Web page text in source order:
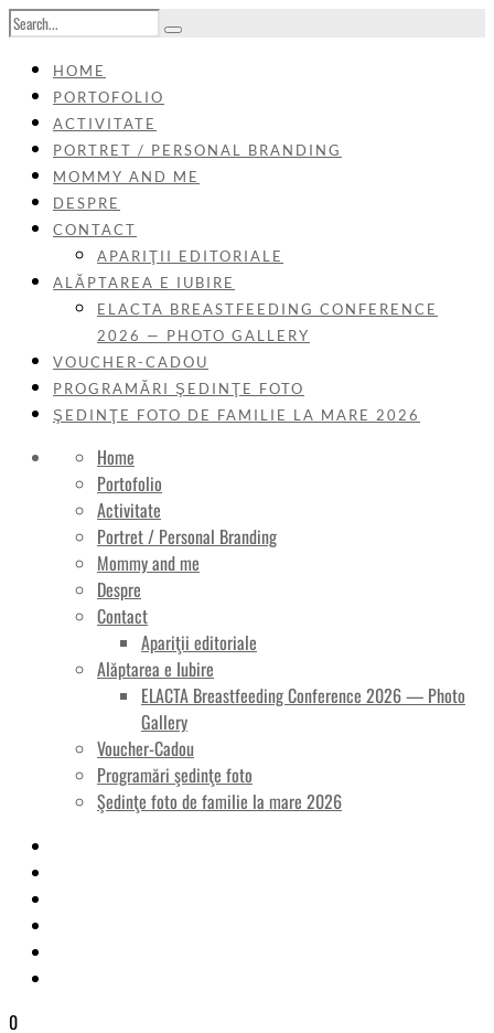
HOME
PORTOFOLIO
ACTIVITATE
PORTRET / PERSONAL BRANDING
MOMMY AND ME
DESPRE
CONTACT
APARIŢII EDITORIALE
ALĂPTAREA E IUBIRE
ELACTA BREASTFEEDING CONFERENCE
2026 — PHOTO GALLERY
VOUCHER-CADOU
PROGRAMĂRI ŞEDINŢE FOTO
ŞEDINŢE FOTO DE FAMILIE LA MARE 2026
Home
Portofolio
Activitate
Portret / Personal Branding
Mommy and me
Despre
Contact
Apariţii editoriale
Alăptarea e Iubire
ELACTA Breastfeeding Conference 2026 — Photo
Gallery
Voucher-Cadou
Programări şedinţe foto
Şedinţe foto de familie la mare 2026
0